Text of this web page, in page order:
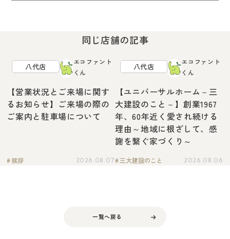
同じ店舗の記事
八代店
エコファント
くん
【営業状況とご来場に関す
るお知らせ】ご来場の際の
ご案内と駐車場について
挨拶 2026.08.07
八代店
エコファント
くん
【ユニバーサルホーム－三
大建設のこと－】創業1967
年、60年近く愛され続ける
理由～地域に根ざして、感
謝を繋ぐ家づくり～
三大建設のこと 2026.08.06
一覧へ戻る